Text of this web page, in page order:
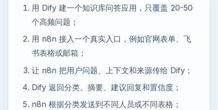
用 Dify 建一个知识库问答应用，只覆盖 20-50
个高频问题；
用 n8n 接入一个真实入口，例如官网表单、飞
书表格或邮箱；
让 n8n 把用户问题、上下文和来源传给 Dify；
Dify 返回分类、摘要、建议回复和置信度；
n8n 根据分类发送到不同人员或不同表格；